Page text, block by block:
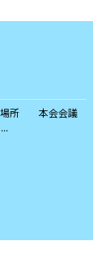
場所 本会会議